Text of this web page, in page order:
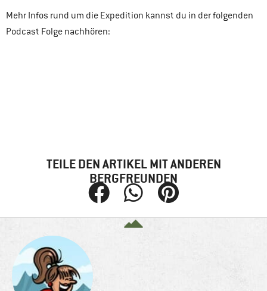
Mehr Infos rund um die Expedition kannst du in der folgenden
Podcast Folge nachhören:
TEILE DEN ARTIKEL MIT ANDEREN
BERGFREUNDEN